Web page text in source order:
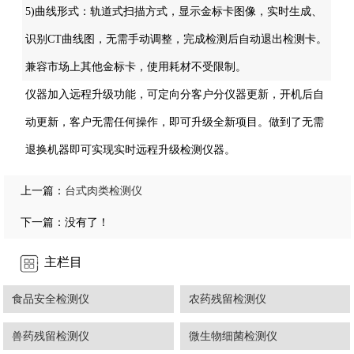
5)曲线形式：轨道式扫描方式，显示金标卡图像，实时生成、
识别CT曲线图，无需手动调整，完成检测后自动退出检测卡。
兼容市场上其他金标卡，使用耗材不受限制。
仪器加入远程升级功能，可定向分客户分仪器更新，开机后自
动更新，客户无需任何操作，即可升级全新项目。做到了无需
退换机器即可实现实时远程升级检测仪器。
上一篇： 台式肉类检测仪
下一篇：没有了！
主栏目
食品安全检测仪 农药残留检测仪
兽药残留检测仪 微生物细菌检测仪